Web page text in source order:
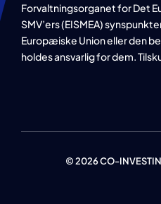
Forvaltningsorganet for Det
SMV’ers (EISMEA)
Europæiske Union eller den
holdes ansvarlig for dem.
© 2026 CO-